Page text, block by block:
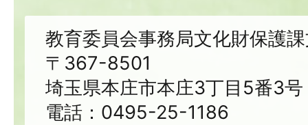
教育委員会事務局文化財保護
〒367-8501
埼玉県本庄市本庄3丁目5番3号
電話：0495-25-1186